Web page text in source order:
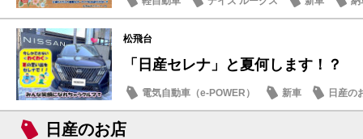
松飛台
「日産セレナ」と夏何します！？
電気自動車（e-POWER） 新車 日産の
日産のお店